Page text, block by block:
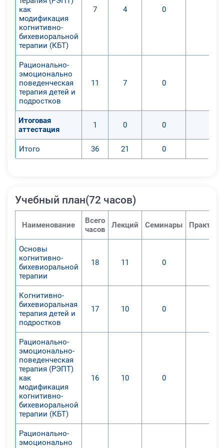
4. Ознакомиться с основами
работе с детьми и подростками
курса слушателей обучат основам
когнитивно-поведенческой терапии
социальной и педагогической
работе с детьми и подростками
как
модификация
когнитивно-
бихевиоральной
терапии (КБТ)
7 4 0
Рационально-
эмоционально
поведенческая
терапия детей и
подростков
11 7 0
Итоговая
аттестация
1 0 0
Итого 36 21 0
Учебный план(72 часов)
Наименование
Всего
часов
Лекций Семинары
Основы
когнитивно-
бихевиоральной
терапии
18 11 0
Когнитивно-
бихевиоральная
терапия детей и
подростков
17 10 0
Рационально-
эмоционально-
поведенческая
терапия (РЭПТ)
как
модификация
когнитивно-
бихевиоральной
терапии (КБТ)
16 10 0
Рационально-
эмоционально